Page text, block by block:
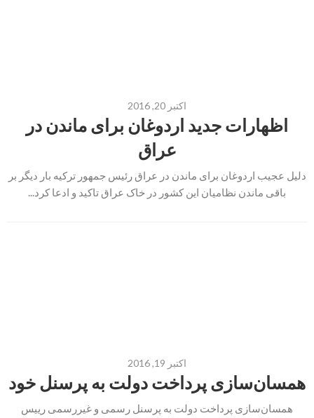
اکتبر 20, 2016
اظهارات جدید اردوغان برای ماندن در
عراق
دلیل عجیب اردوغان برای ماندن در عراق رئیس جمهور ترکیه بار دیگر بر
باقی ماندن نظامیان این کشور در خاک عراق تاکید و ادعا کرد...
اکتبر 19, 2016
همسان‌سازی پرداخت دولت به پرسنل خود
همسان‌سازی پرداخت دولت به پرسنل رسمی و غیررسمی رییس